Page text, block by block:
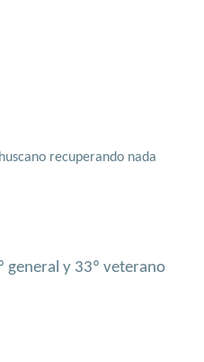
nada
general y 33º veterano